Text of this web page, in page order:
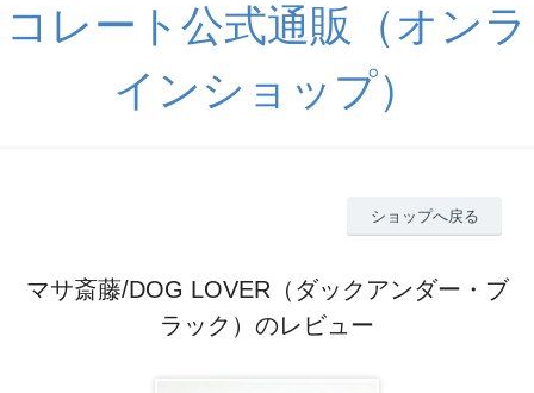
コレート公式通販（オンラ
インショップ）
ショップへ戻る
マサ斎藤/DOG LOVER（ダックアンダー・ブ
ラック）のレビュー